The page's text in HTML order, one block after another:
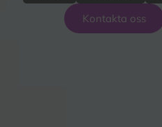
Kontakta oss